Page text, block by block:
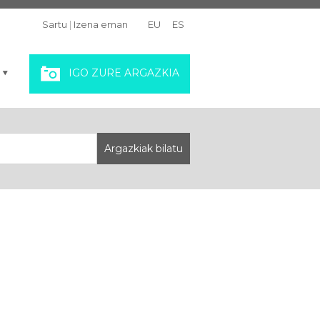
Sartu | Izena eman EU ES
IGO ZURE ARGAZKIA